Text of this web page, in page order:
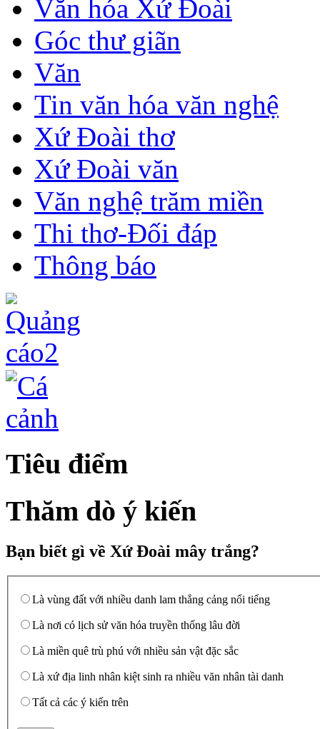
Văn hóa Xứ Đoài
Góc thư giãn
Văn
Tin văn hóa văn nghệ
Xứ Đoài thơ
Xứ Đoài văn
Văn nghệ trăm miền
Thi thơ-Đối đáp
Thông báo
Tiêu điểm
Thăm dò ý kiến
Bạn biết gì về Xứ Đoài mây trắng?
Là vùng đất với nhiều danh lam thắng cảng nổi tiếng
Là nơi có lịch sử văn hóa truyền thống lâu đời
Là miền quê trù phú với nhiều sản vật đặc sắc
Là xứ địa linh nhân kiệt sinh ra nhiều văn nhân tài danh
Tất cả các ý kiến trên